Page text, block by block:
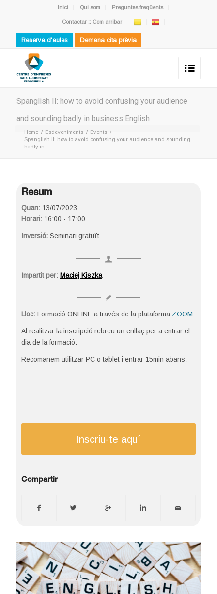
Inici Qui som Preguntes freqüents
Contactar :: Com arribar
Reserva d'aules Demana cita prèvia
Spanglish II: how to avoid confusing your audience
and sounding badly in business English
Home / Esdeveniments / Events /
Spanglish II: how to avoid confusing your audience and sounding
badly in...
Resum
Quan:13/07/2023
Horari:16:00 - 17:00
Inversió: Seminari gratuït
Impartit per: Maciej Kiszka
Lloc:Formació ONLINE a través de la plataforma ZOOM
Al realitzar la inscripció rebreu un enllaç per a entrar el
dia de la formació.
Recomanem utilitzar PC o tablet i entrar 15min abans.
Inscriu-te aquí
Compartir